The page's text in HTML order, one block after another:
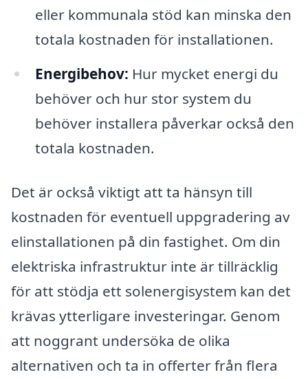
eller kommunala stöd kan minska den
totala kostnaden för installationen.
Energibehov: Hur mycket energi du
behöver och hur stor system du
behöver installera påverkar också den
totala kostnaden.
Det är också viktigt att ta hänsyn till
kostnaden för eventuell uppgradering av
elinstallationen på din fastighet. Om din
elektriska infrastruktur inte är tillräcklig
för att stödja ett solenergisystem kan det
krävas ytterligare investeringar. Genom
att noggrant undersöka de olika
alternativen och ta in offerter från flera